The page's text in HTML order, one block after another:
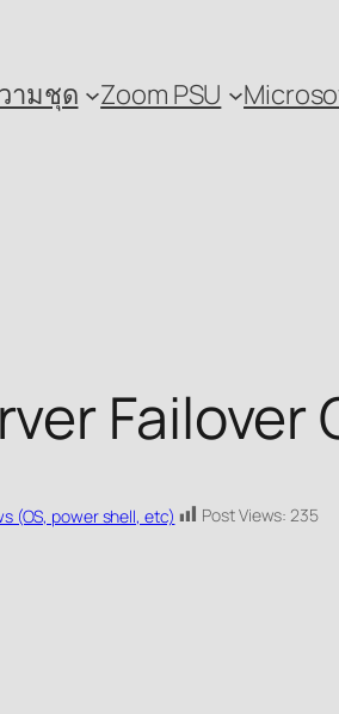
ามชุด Zoom PSU
Failover
(OS, power shell, etc) Post Views: 235